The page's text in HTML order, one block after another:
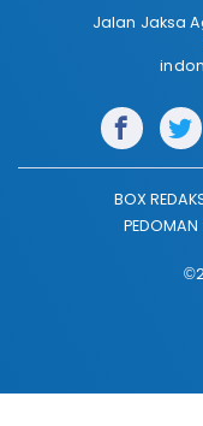
Jalan Jaksa
BOX
PEDOMAN